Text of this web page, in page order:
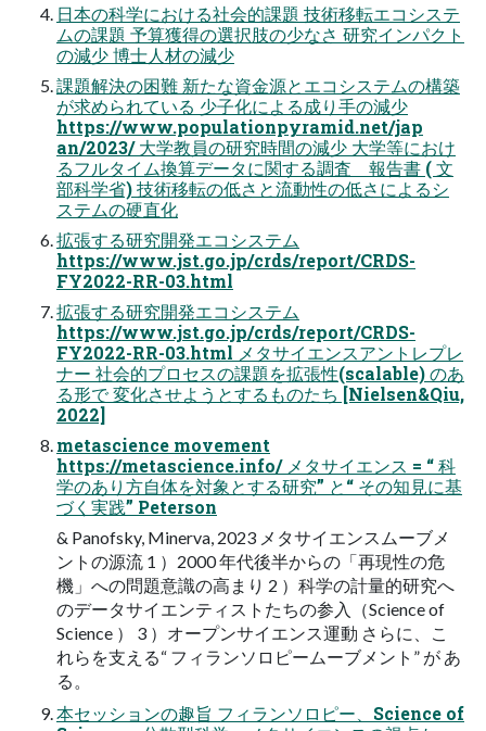
日本の科学における社会的課題 技術移転エコシステ
ムの課題 予算獲得の選択肢の少なさ 研究インパクト
の減少 博士人材の減少
課題解決の困難 新たな資金源とエコシステムの構築
が求められている 少子化による成り手の減少
https://www.populationpyramid.net/jap
an/2023/ 大学教員の研究時間の減少 大学等におけ
るフルタイム換算データに関する調査 報告書 ( 文
部科学省) 技術移転の低さと流動性の低さによるシ
ステムの硬直化
拡張する研究開発エコシステム
https://www.jst.go.jp/crds/report/CRDS-
FY2022-RR-03.html
拡張する研究開発エコシステム
https://www.jst.go.jp/crds/report/CRDS-
FY2022-RR-03.html メタサイエンスアントレプレ
ナー 社会的プロセスの課題を拡張性(scalable) のあ
る形で 変化させようとするものたち [Nielsen&Qiu,
2022]
metascience movement
https://metascience.info/ メタサイエンス = “ 科
学のあり方自体を対象とする研究” と“ その知見に基
づく実践” Peterson
& Panofsky, Minerva, 2023 メタサイエンスムーブメ
ントの源流 1 ）2000 年代後半からの「再現性の危
機」への問題意識の高まり 2 ）科学の計量的研究へ
のデータサイエンティストたちの参入（Science of
Science ） 3 ）オープンサイエンス運動 さらに、こ
れらを支える“ フィランソロピームーブメント” が あ
る。
本セッションの趣旨 フィランソロピー、Science of